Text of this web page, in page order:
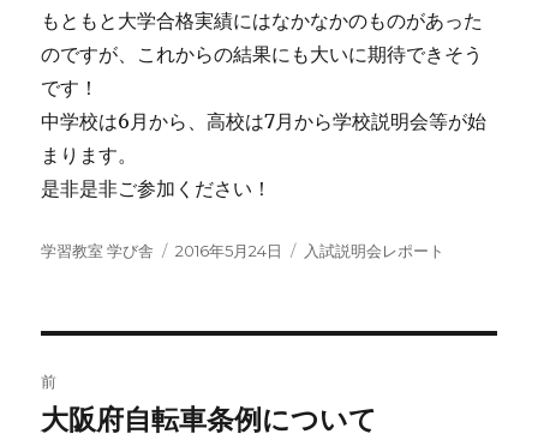
もともと大学合格実績にはなかなかのものがあった
のですが、これからの結果にも大いに期待できそう
です！
中学校は6月から、高校は7月から学校説明会等が始
まります。
是非是非ご参加ください！
投
学習教室 学び舎
投
2016年5月24日
カ
入試説明会レポート
稿
前
前
大阪府自転車条例について